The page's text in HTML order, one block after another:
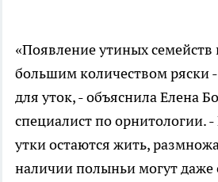
«Появление утиных семейств
большим количеством ряски
для уток, - объяснила Елена
специалист по орнитологии.
утки остаются жить,
наличии полыньи могут даже